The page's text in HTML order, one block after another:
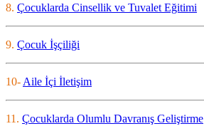
8. Çocuklarda Cinsellik ve Tuvalet Eğitimi
9. Çocuk İşçiliği
10- Aile İçi İletişim
11. Çocuklarda Olumlu Davranış Geliştirme